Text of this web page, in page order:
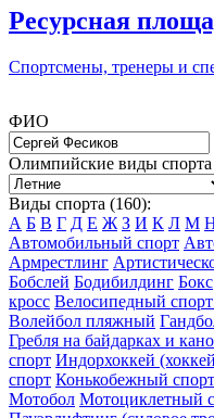
Ресурсная
Спортсмены, тренеры и
ФИО
Олимпийские виды спорта
Виды спорта (160):
А Б В Г Д Е Ж З И К Л М
Автомобильный спорт
Армрестлинг
Бобслей Бодибилдинг Бокс
кросс Велосипедный
Волейбол пляжный
Гребля на байдарках и
спорт Индорхоккей
спорт Конькобежный спорт
Мотобол Мотоциклетный